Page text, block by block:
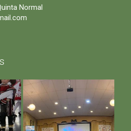
Normal